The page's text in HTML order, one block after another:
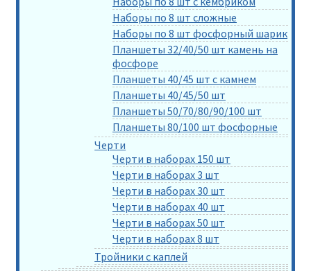
Наборы по 8 шт сложные
Наборы по 8 шт фосфорный шарик
Планшеты 32/40/50 шт камень на
фосфоре
Планшеты 40/45 шт с камнем
Планшеты 40/45/50 шт
Планшеты 50/70/80/90/100 шт
Планшеты 80/100 шт фосфорные
Черти
Черти в наборах 150 шт
Черти в наборах 3 шт
Черти в наборах 30 шт
Черти в наборах 40 шт
Черти в наборах 50 шт
Черти в наборах 8 шт
Тройники с каплей